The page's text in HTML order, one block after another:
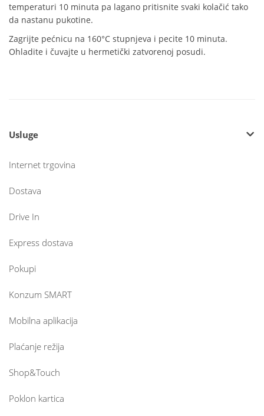
temperaturi 10 minuta pa lagano pritisnite svaki kolačić tako
da nastanu pukotine.
Zagrijte pećnicu na 160°C stupnjeva i pecite 10 minuta.
Ohladite i čuvajte u hermetički zatvorenoj posudi.
Usluge
Internet trgovina
Dostava
Drive In
Express dostava
Pokupi
Konzum SMART
Mobilna aplikacija
Plaćanje režija
Shop&Touch
Poklon kartica